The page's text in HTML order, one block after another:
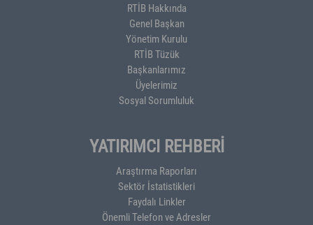
RTİB Hakkında
Genel Başkan
Yönetim Kurulu
RTİB Tüzük
Başkanlarımız
Üyelerimiz
Sosyal Sorumluluk
YATIRIMCI REHBERİ
Araştırma Raporları
Sektör İstatistikleri
Faydalı Linkler
Önemli Telefon ve Adresler